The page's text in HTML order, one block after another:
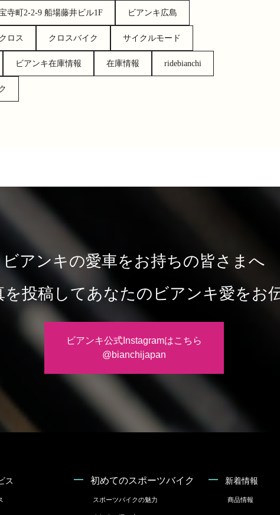
寺町2-2-9 船場藤井ビル1F ビアンキ広島
ロス クロスバイク サイクルモード
ビアンキ在庫情報 在庫情報 ridebianchi
ビアンキの愛車をお持ちの皆さまへ
を投稿してあなたのビアンキ愛をお
ビアンキ公式Instagramはこちら
@bianchijapan
ス 初めてのスポーツバイク
スポーツバイクの魅力
新着情報
商品情報